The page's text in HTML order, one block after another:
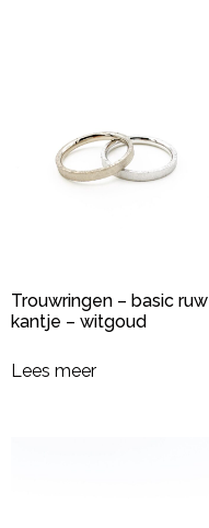
Trouwringen – basic ruw
kantje – witgoud
Lees meer